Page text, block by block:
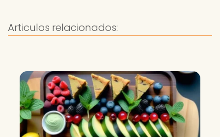
Articulos relacionados: